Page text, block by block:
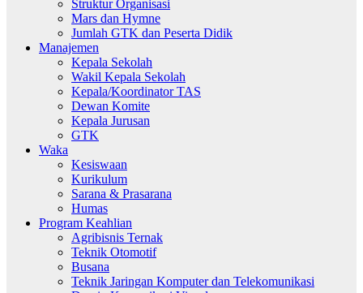
Struktur Organisasi
Mars dan Hymne
Jumlah GTK dan Peserta Didik
Manajemen
Kepala Sekolah
Wakil Kepala Sekolah
Kepala/Koordinator TAS
Dewan Komite
Kepala Jurusan
GTK
Waka
Kesiswaan
Kurikulum
Sarana & Prasarana
Humas
Program Keahlian
Agribisnis Ternak
Teknik Otomotif
Busana
Teknik Jaringan Komputer dan Telekomunikasi